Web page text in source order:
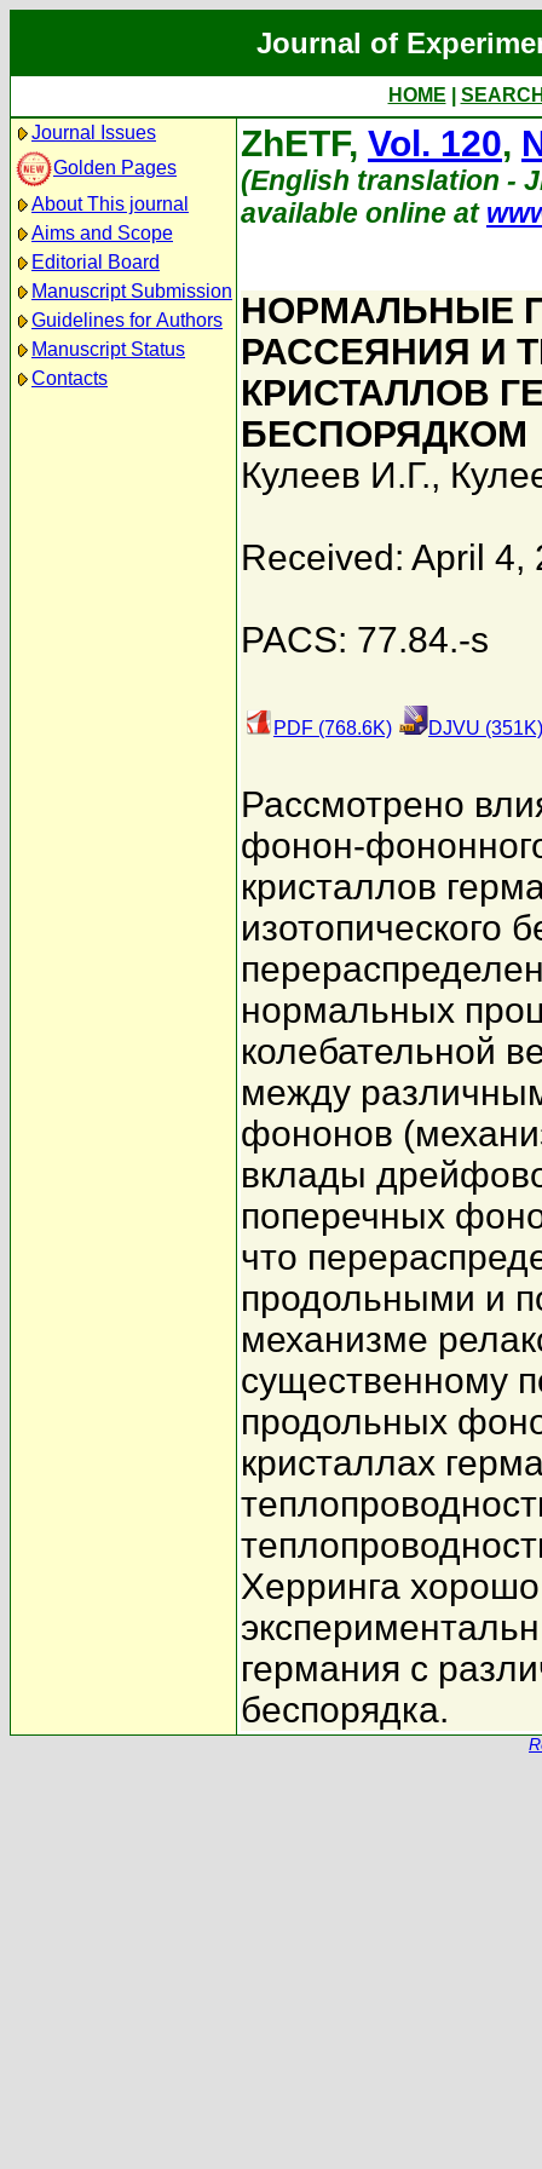
Journal of
HOME
Journal Issues
Golden Pages
About This journal
Aims and Scope
Editorial Board
Manuscript Submission
Guidelines for Authors
Manuscript Status
Contacts
ZhETF, Vol. 120,
(English translation -
available online at
НОРМАЛЬНЫЕ
РАССЕЯНИЯ И
КРИСТАЛЛОВ
БЕСПОРЯДКОМ
Кулеев И.Г.,
Received: April 4,
PACS: 77.84.-s
PDF (768.6K) DJVU (351K)
Рассмотрено
фонон-
кристаллов
изотопического
нормальных
колебательной
между
фононов
вклады
поперечных
что
продольными и
механизме
существенному
продольных
кристаллах
Херринга
германия с
беспорядка.